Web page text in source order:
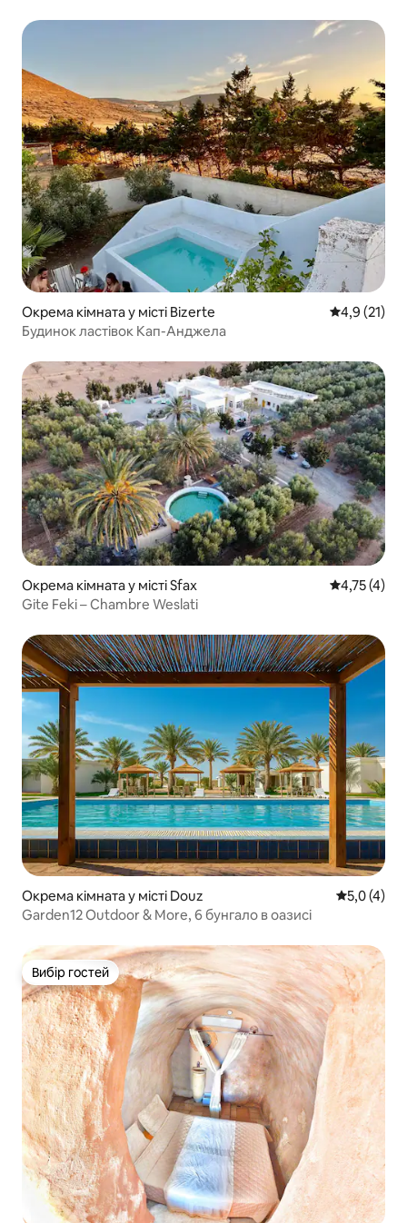
Окрема кімната у місті Bizerte Середня
4,9 (21)
Будинок ластівок Кап-Анджела
Окрема кімната у місті Sfax Середня
4,75 (4)
Gite Feki – Chambre Weslati
Окрема кімната у місті Douz Середня
5,0 (4)
Garden12 Outdoor & More, 6 бунгало в оазисі
Вибір гостей
Вибір гостей